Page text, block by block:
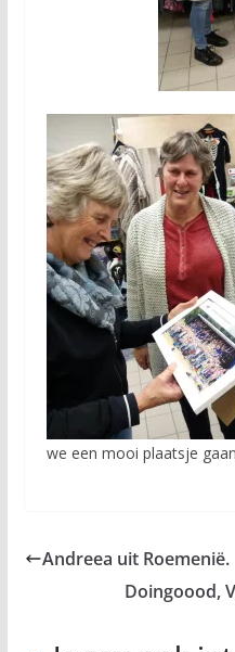
we een mooi plaatsje
Andreea uit Roemenië.
Doingoood,